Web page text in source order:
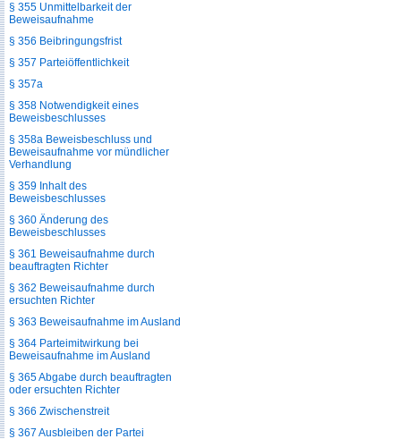
§ 355 Unmittelbarkeit der
Beweisaufnahme
§ 356 Beibringungsfrist
§ 357 Parteiöffentlichkeit
§ 357a
§ 358 Notwendigkeit eines
Beweisbeschlusses
§ 358a Beweisbeschluss und
Beweisaufnahme vor mündlicher
Verhandlung
§ 359 Inhalt des
Beweisbeschlusses
§ 360 Änderung des
Beweisbeschlusses
§ 361 Beweisaufnahme durch
beauftragten Richter
§ 362 Beweisaufnahme durch
ersuchten Richter
§ 363 Beweisaufnahme im Ausland
§ 364 Parteimitwirkung bei
Beweisaufnahme im Ausland
§ 365 Abgabe durch beauftragten
oder ersuchten Richter
§ 366 Zwischenstreit
§ 367 Ausbleiben der Partei